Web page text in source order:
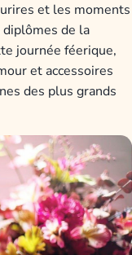
et les moments
de la
journée féerique,
et accessoires
des plus grands